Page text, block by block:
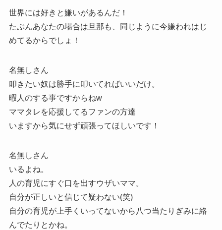
世界には好きと嫌いがあるんだ！
たぶんあなたの場合は旦那も、同じように今嫌われはじ
めてるからでしょ！
名無しさん
叩きたい奴は勝手に叩いてればいいだけ。
暇人のする事ですからねw
ママタレを応援してるファンの方達
いますから気にせず頑張ってほしいです！
名無しさん
いるよね。
人の育児にすぐ口を出すウザいママ。
自分が正しいと信じて疑わない(笑)
自分の育児が上手くいってないから八つ当たりぎみに絡
んでたりとかね。